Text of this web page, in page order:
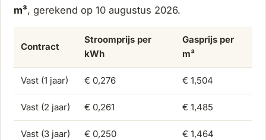
m³, gerekend op 10 augustus 2026.
Contract
Stroomprijs per
kWh
Gasprijs per
m³
Vast (1 jaar) € 0,276 € 1,504
Vast (2 jaar) € 0,261 € 1,485
Vast (3 jaar) € 0,250 € 1,464